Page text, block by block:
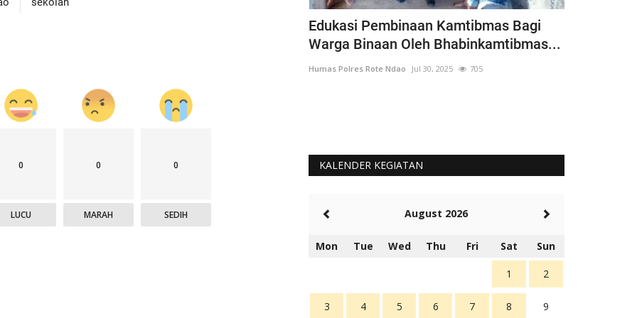
0
LUCU
0
MARAH
0
SEDIH
Edukasi Pembinaan Kamtibmas Bagi
Warga Binaan Oleh Bhabinkamtibmas...
Humas Polres Rote Ndao Jul 30, 2025 705
KALENDER KEGIATAN
August 2026
Mon Tue Wed Thu Fri Sat Sun
1 2
3 4 5 6 7 8 9